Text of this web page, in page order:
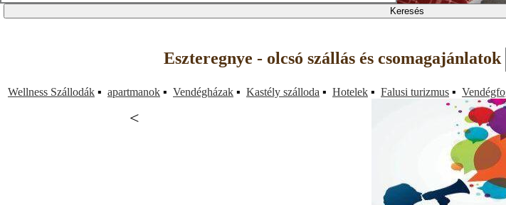
<
Eszteregnye - olcsó szállás és csomagajánlatok
Wellness Szállodák ▪ apartmanok ▪ Vendégházak ▪ Kastély szálloda ▪ Hotelek ▪ Falusi turizmus ▪